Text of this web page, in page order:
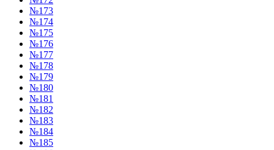
№173
№174
№175
№176
№177
№178
№179
№180
№181
№182
№183
№184
№185